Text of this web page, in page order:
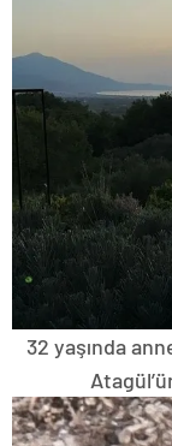
32 yaşında